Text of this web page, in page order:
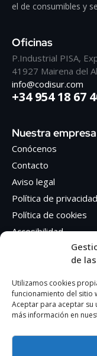
de
Utilizamos cookies
funcionamiento del sitio
Aceptar para aceptar su
más información en
el de consumibles y
Oficinas
P.Industrial PISA,
41927 Mairena del
info@codisur.com
+34 954 18 67
Nuestra empresa
Conócenos
Contacto
Aviso legal
Política de privacidad
Política de cookies
Accesibilidad
Síguenos en
Facebook